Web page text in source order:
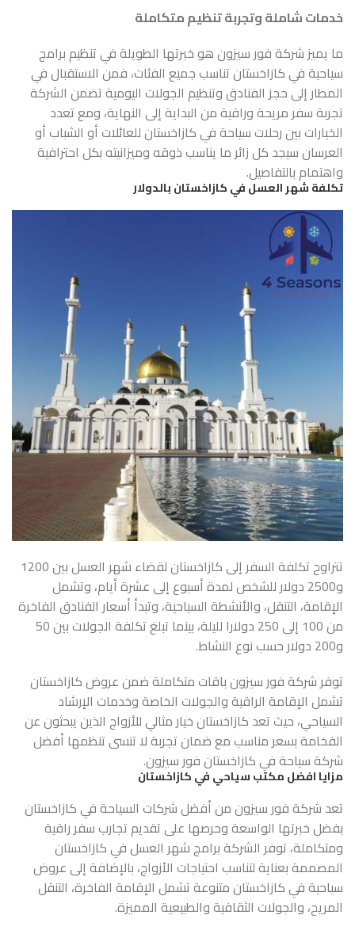
خدمات شاملة وتجربة تنظيم متكاملة
ما يميز شركة فور سيزون هو خبرتها الطويلة في تنظيم برامج
سياحية في كازاخستان تناسب جميع الفئات، فمن الاستقبال في
المطار إلى حجز الفنادق وتنظيم الجولات اليومية تضمن الشركة
تجربة سفر مريحة وراقية من البداية إلى النهاية، ومع تعدد
الخيارات بين رحلات سياحة في كازاخستان للعائلات أو الشباب أو
العرسان سيجد كل زائر ما يناسب ذوقه وميزانيته بكل احترافية
واهتمام بالتفاصيل.
تكلفة شهر العسل في كازاخستان بالدولار
تتراوح تكلفة السفر إلى كازاخستان
لقضاء شهر العسل بين 1200
و2500 دولار للشخص لمدة أسبوع إلى عشرة أيام، وتشمل
الإقامة، التنقل، والأنشطة السياحية، وتبدأ أسعار الفنادق الفاخرة
من 100 إلى 250 دولارا لليلة، بينما تبلغ تكلفة الجولات بين 50
و200 دولار حسب نوع النشاط.
توفر شركة فور سيزون باقات متكاملة ضمن عروض كازاخستان
تشمل الإقامة الراقية والجولات الخاصة وخدمات الإرشاد
السياحي، حيث تعد كازاخستان خيار مثالي للأزواج الذين يبحثون عن
الفخامة بسعر مناسب مع ضمان تجربة لا تنسى تنظمها أفضل
شركة سياحة في كازاخستان فور سيزون.
مزايا افضل مكتب سياحي في كازاخستان
تعد شركة فور سيزون من أفضل شركات السياحة في كازاخستان
بفضل خبرتها الواسعة وحرصها على تقديم تجارب سفر راقية
ومتكاملة، توفر الشركة برامج شهر العسل في كازاخستان
المصممة بعناية لتناسب احتياجات الأزواج، بالإضافة إلى عروض
سياحية في كازاخستان متنوعة تشمل الإقامة الفاخرة، التنقل
المريح، والجولات الثقافية والطبيعية المميزة.